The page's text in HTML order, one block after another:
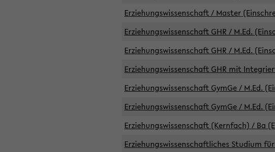
Erziehungswissenschaft / Master
Erziehungswissenschaft GHR / M.Ed.
Erziehungswissenschaft GHR / M.Ed.
Erziehungswissenschaft GHR mit
Erziehungswissenschaft GymGe / M.Ed.
Erziehungswissenschaft GymGe / M.Ed.
Erziehungswissenschaft (Kernfach) / Ba
Erziehungswissenschaftliches Studium